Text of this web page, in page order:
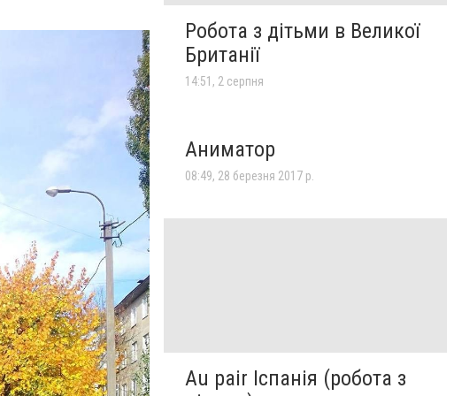
Робота з дітьми в Великої
Британії
14:51, 2 серпня
Аниматор
08:49, 28 березня 2017 р.
Au pair Іспанія (робота з